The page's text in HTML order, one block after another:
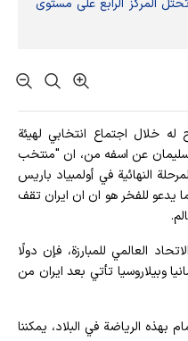
المركز الرابع على مستوى
له خلال اجتماع انتخابي لهيئة
بور سليمان عن اسفه من، ان "منتخب
النهائية في أولمبياد باريس
ما يدعو للفخر هو ان ان ايران تقف
العالمي للمبارزة، فإن دولًا
وبيلاروسيا تأتي بعد ايران من
بهذه الرياضة في البلاد، يمكننا